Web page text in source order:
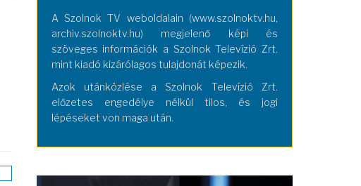
A Szolnok TV weboldalain (www.szolnoktv.hu,
archiv.szolnoktv.hu) megjelenő képi és
szöveges információk a Szolnok Televízió Zrt.
mint kiadó kizárólagos tulajdonát képezik.
Azok utánközlése a Szolnok Televízió Zrt.
előzetes engedélye nélkül tilos, és jogi
lépéseket von maga után.